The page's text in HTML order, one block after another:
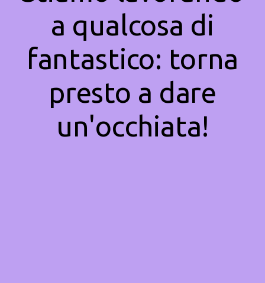
a qualcosa di
fantastico: torna
presto a dare
un'occhiata!